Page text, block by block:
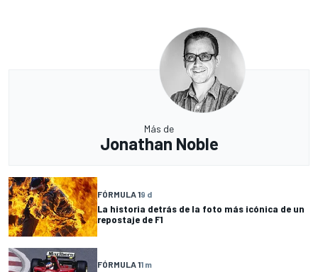
Más de
Jonathan Noble
FÓRMULA 19 d
La historia detrás de la foto más icónica de un
repostaje de F1
FÓRMULA 11 m